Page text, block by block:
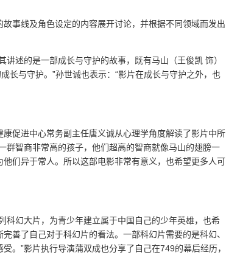
事线及角色设定的内容展开讨论，并根据不同领域而发出
述的是一部成长与守护的故事，既有马山（王俊凯 饰）
长与守护。”孙世诚也表示：“影片在成长与守护之外，也
促进中心常务副主任唐义诚从心理学角度解读了影片中所
群智商非常高的孩子，他们超高的智商就像马山的翅膀一
们异于常人。所以这部电影非常有意义，也希望更多人可
科幻大片，为青少年建立属于中国自己的少年英雄，也希
善了自己对于科幻片的看法。一部科幻片需要的是科幻、
。”影片执行导演蒲双成也分享了自己在749的幕后经历，